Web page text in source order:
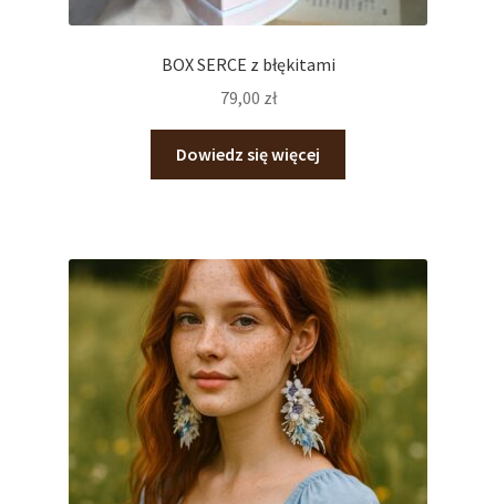
BOX SERCE z błękitami
79,00 zł
Dowiedz się więcej